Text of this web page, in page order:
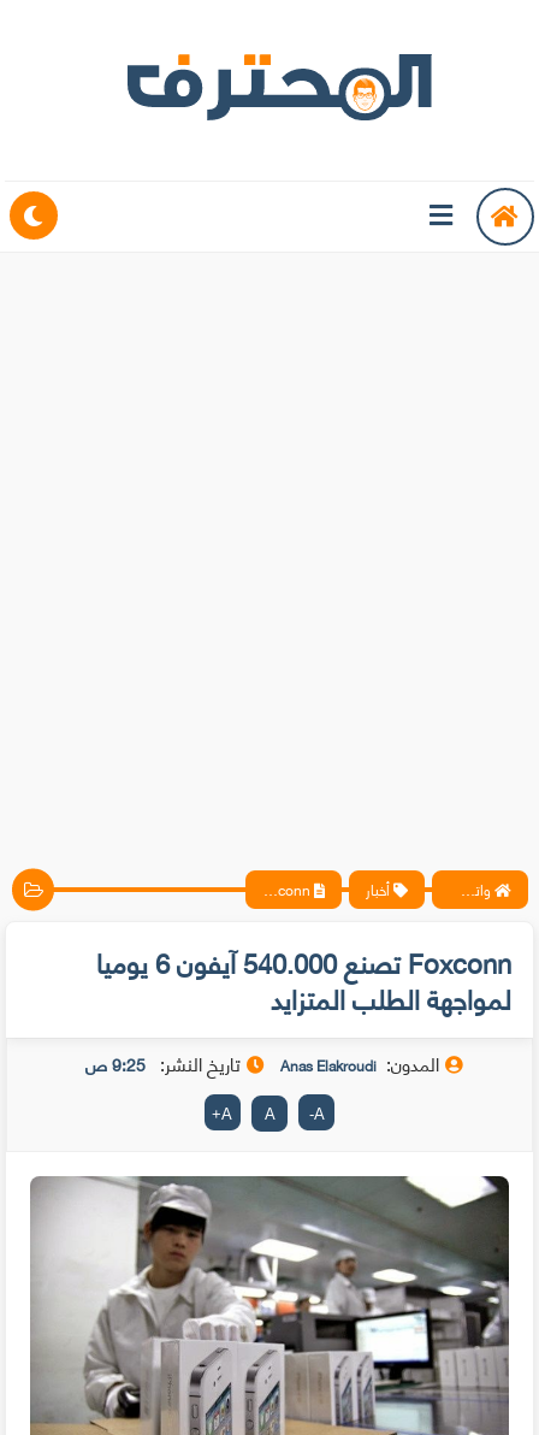
واتس آب ، فيسبوك ، أنترنت ، شروحات تقنية حصرية - المحترف أخبار
Foxconn تصنع 540.000 آيفون 6 يوميا
لمواجهة الطلب المتزايد
المدون: Anas Elakroudi تاريخ النشر: 9:25 ص
A
-
A
A
+